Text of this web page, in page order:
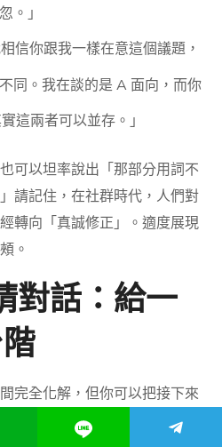
。」
信你跟我一樣在意這個議題，
同。我在談的是 A 面向，而你
這兩者可以並存。」
可以坦率說出「那部分用詞不
請記住，在社群時代，人們對
轉向「真誠修正」。適度展現
。
對話：給一
完全化解，但你可以把接下來
然退場，或轉移到更適合深入